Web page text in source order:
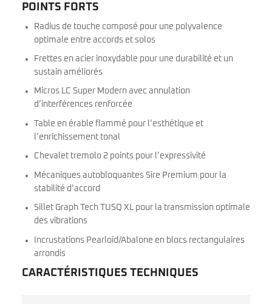
POINTS FORTS
Radius de touche composé pour une polyvalence
optimale entre accords et solos
Frettes en acier inoxydable pour une durabilité et un
sustain améliorés
Micros LC Super Modern avec annulation
d’interférences renforcée
Table en érable flammé pour l’esthétique et
l’enrichissement tonal
Chevalet tremolo 2 points pour l’expressivité
Mécaniques autobloquantes Sire Premium pour la
stabilité d’accord
Sillet Graph Tech TUSQ XL pour la transmission optimale
des vibrations
Incrustations Pearloid/Abalone en blocs rectangulaires
arrondis
CARACTÉRISTIQUES TECHNIQUES